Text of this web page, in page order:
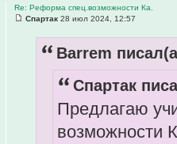
Re: Реформа спец.возможности Ка.
Спартак 28 июл 2024, 12:57
Barrem
Спартак
Предлагаю
возможности